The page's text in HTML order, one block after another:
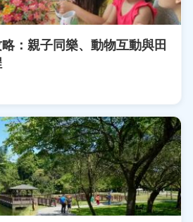
：親子同樂、動物互動與田